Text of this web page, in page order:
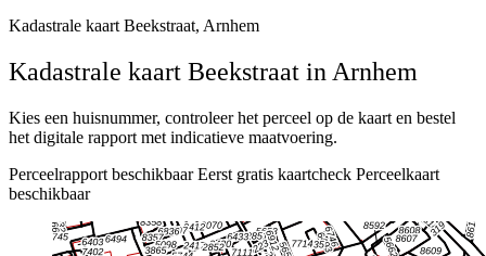
Kadastrale kaart Beekstraat, Arnhem
Kadastrale kaart Beekstraat in Arnhem
Kies een huisnummer, controleer het perceel op de kaart en bestel
het digitale rapport met indicatieve maatvoering.
Perceelrapport beschikbaar Eerst gratis kaartcheck Perceelkaart
beschikbaar